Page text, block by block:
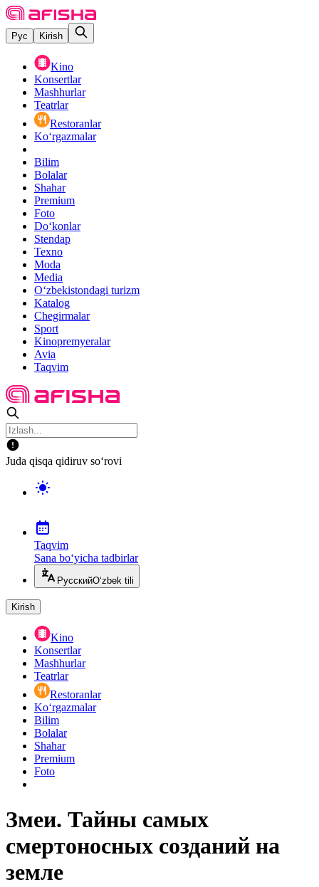
Рус Kirish
Kino
Konsertlar
Mashhurlar
Teatrlar
Restoranlar
Ko‘rgazmalar
Bilim
Bolalar
Shahar
Premium
Foto
Do‘konlar
Stendap
Texno
Moda
Media
O‘zbekistondagi turizm
Katalog
Chegirmalar
Sport
Kinopremyeralar
Avia
Taqvim
Juda qisqa qidiruv so‘rovi
Taqvim
Sana bo‘yicha tadbirlar
РусскийO‘zbek tili
Kirish
Kino
Konsertlar
Mashhurlar
Teatrlar
Restoranlar
Ko‘rgazmalar
Bilim
Bolalar
Shahar
Premium
Foto
Змеи. Тайны самых
смертоносных созданий на
земле